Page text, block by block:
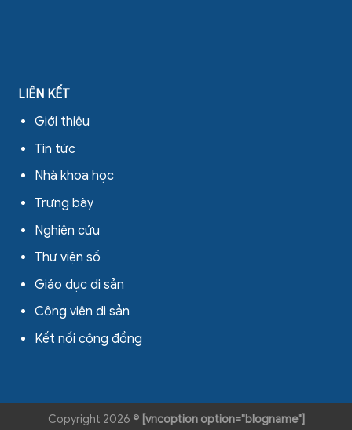
LIÊN KẾT
Giới thiệu
Tin tức
Nhà khoa học
Trưng bày
Nghiên cứu
Thư viện số
Giáo dục di sản
Công viên di sản
Kết nối cộng đồng
Copyright 2026 © [vncoption option="blogname"]